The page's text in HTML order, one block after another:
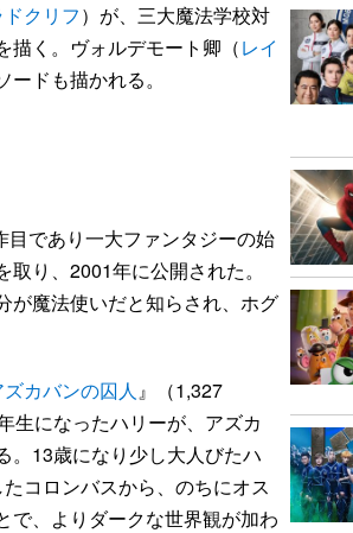
クリフ）が、三大魔法学校対
描く。ヴォルデモート卿（レイ
ドも描かれる。
目であり一大ファンタジーの始
取り、2001年に公開された。
が魔法使いだと知らされ、ホグ
カバンの囚人 』（1,327
生になったハリーが、アズカ
。13歳になり少し大人びたハ
コロンバスから、のちにオス
で、よりダークな世界観が加わ